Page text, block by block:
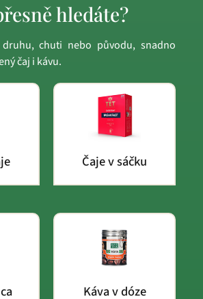
hledáte?
chuti nebo původu, snadno
čaj i kávu.
Čaje v sáčku
Káva v dóze